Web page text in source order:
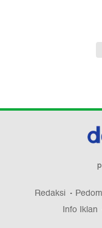
Redaksi
Info Iklan